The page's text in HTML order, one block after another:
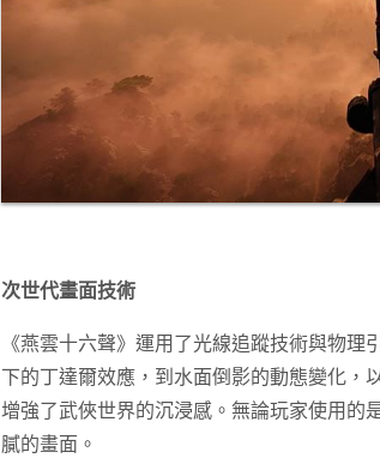
次世代畫面技術
《燕雲十六聲》運用了光線追蹤技術與物
下的丁達爾效應，到水面倒影的動態變化，
增強了武俠世界的沉浸感。無論玩家使用的
膩的畫面。